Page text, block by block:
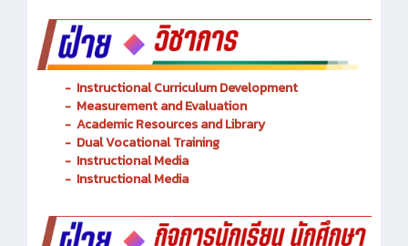
- Instructional Curriculum Development
- Measurement and Evaluation
- Academic Resources and Library
- Dual Vocational Training
- Instructional Media